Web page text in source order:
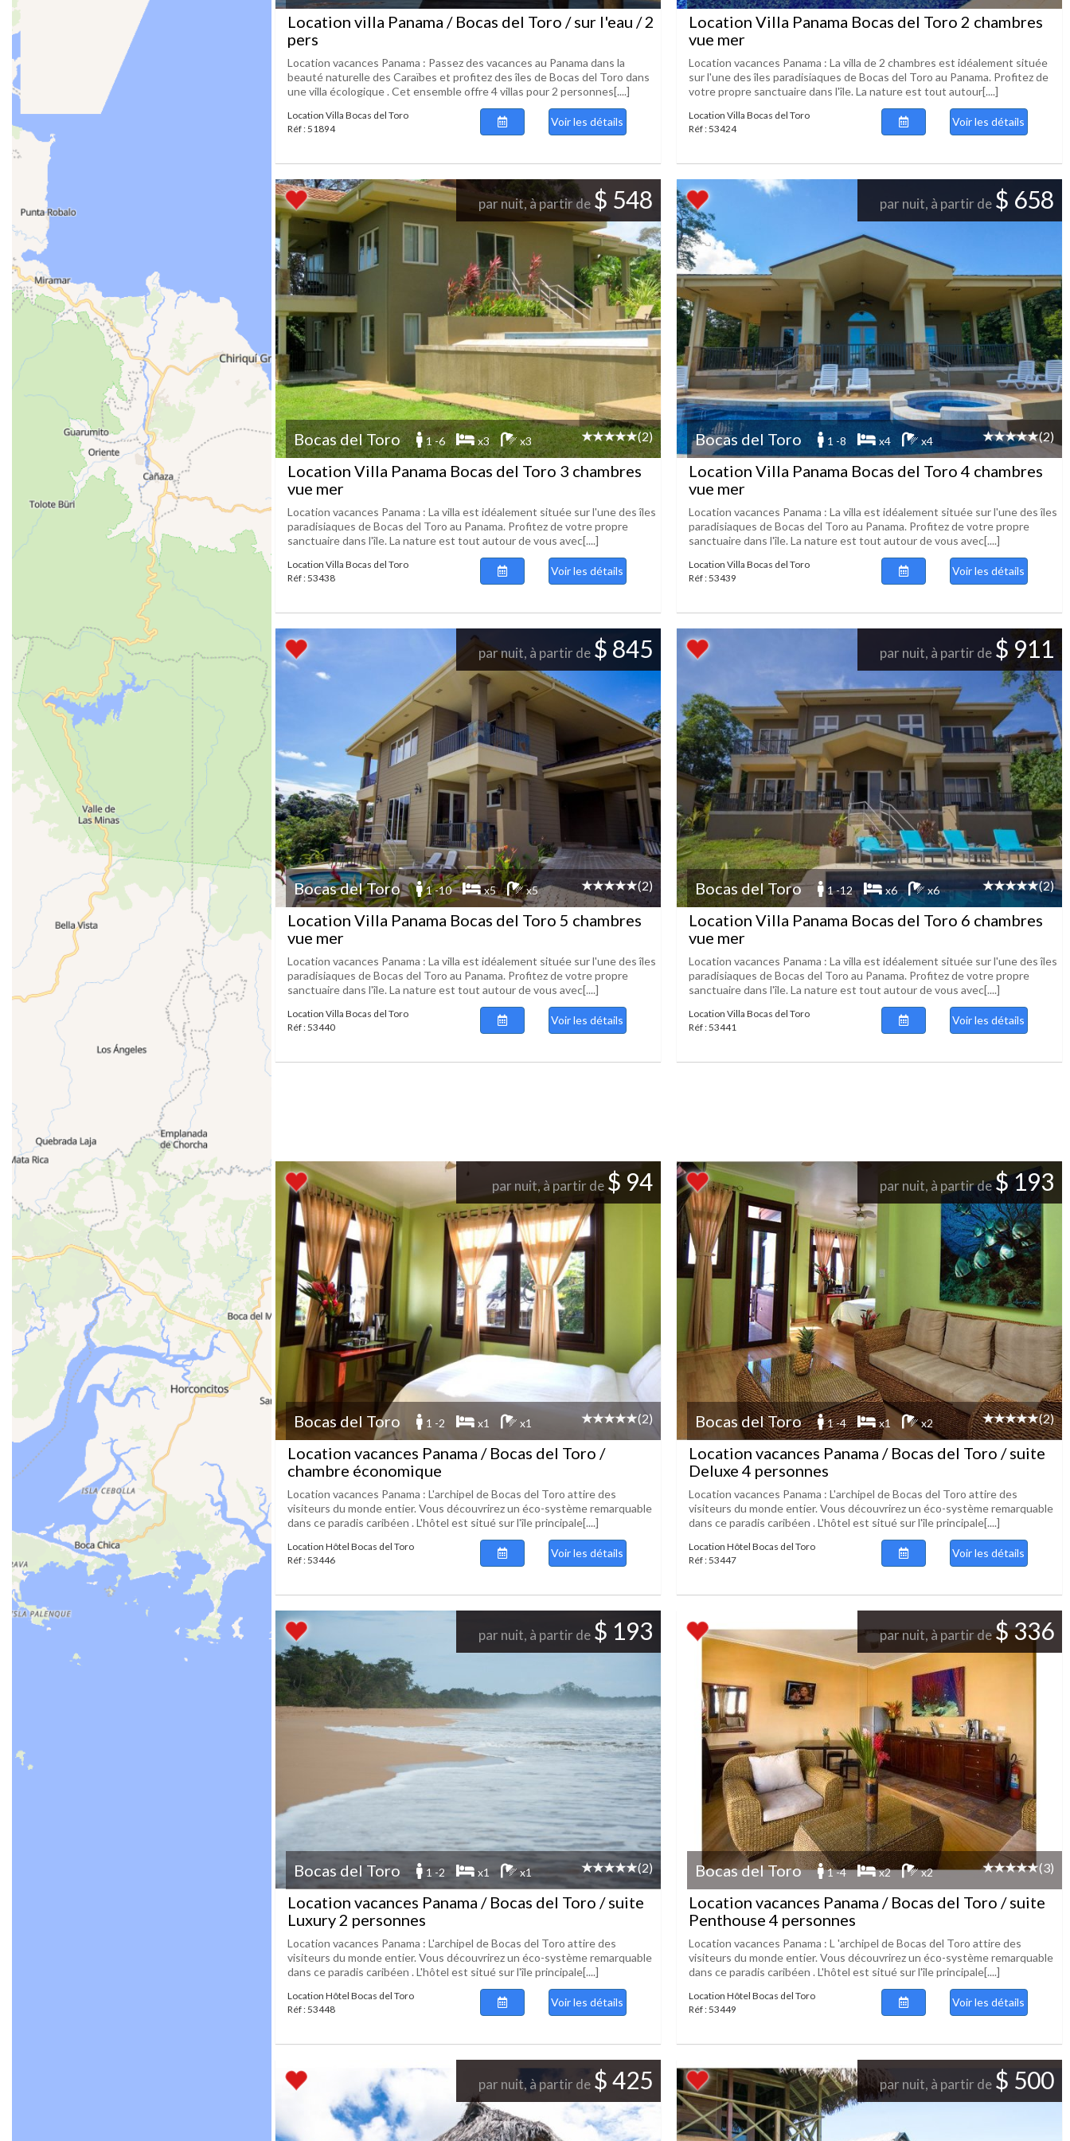
Location villa Panama / Bocas del Toro / sur l'eau / 2
pers
Location vacances Panama : Passez des vacances au Panama dans la
beauté naturelle des Caraïbes et profitez des îles de Bocas del Toro dans
une villa écologique . Cet ensemble offre 4 villas pour 2 personnes[....]
Location Villa Bocas del Toro
Réf : 51894
Voir les détails
Location Villa Panama Bocas del Toro 2 chambres
vue mer
Location vacances Panama : La villa de 2 chambres est idéalement située
sur l'une des îles paradisiaques de Bocas del Toro au Panama. Profitez de
votre propre sanctuaire dans l'île. La nature est tout autour[....]
Location Villa Bocas del Toro
Réf : 53424
Voir les détails
par nuit, à partir de $ 548
Bocas del Toro 1 -6 x3 x3 (2)
Location Villa Panama Bocas del Toro 3 chambres
vue mer
Location vacances Panama : La villa est idéalement située sur l'une des îles
paradisiaques de Bocas del Toro au Panama. Profitez de votre propre
sanctuaire dans l'île. La nature est tout autour de vous avec[....]
Location Villa Bocas del Toro
Réf : 53438
Voir les détails
par nuit, à partir de $ 658
Bocas del Toro 1 -8 x4 x4 (2)
Location Villa Panama Bocas del Toro 4 chambres
vue mer
Location vacances Panama : La villa est idéalement située sur l'une des îles
paradisiaques de Bocas del Toro au Panama. Profitez de votre propre
sanctuaire dans l'île. La nature est tout autour de vous avec[....]
Location Villa Bocas del Toro
Réf : 53439
Voir les détails
par nuit, à partir de $ 845
Bocas del Toro 1 -10 x5 x5 (2)
Location Villa Panama Bocas del Toro 5 chambres
vue mer
Location vacances Panama : La villa est idéalement située sur l'une des îles
paradisiaques de Bocas del Toro au Panama. Profitez de votre propre
sanctuaire dans l'île. La nature est tout autour de vous avec[....]
Location Villa Bocas del Toro
Réf : 53440
Voir les détails
par nuit, à partir de $ 911
Bocas del Toro 1 -12 x6 x6 (2)
Location Villa Panama Bocas del Toro 6 chambres
vue mer
Location vacances Panama : La villa est idéalement située sur l'une des îles
paradisiaques de Bocas del Toro au Panama. Profitez de votre propre
sanctuaire dans l'île. La nature est tout autour de vous avec[....]
Location Villa Bocas del Toro
Réf : 53441
Voir les détails
par nuit, à partir de $ 94
Bocas del Toro 1 -2 x1 x1 (2)
Location vacances Panama / Bocas del Toro /
chambre économique
Location vacances Panama : L'archipel de Bocas del Toro attire des
visiteurs du monde entier. Vous découvrirez un éco-système remarquable
dans ce paradis caribéen . L'hôtel est situé sur l'île principale[....]
Location Hôtel Bocas del Toro
Réf : 53446
Voir les détails
par nuit, à partir de$ 193
Bocas del Toro 1 -4 x1 x2 (2)
Location vacances Panama / Bocas del Toro / suite
Deluxe 4 personnes
Location vacances Panama : L'archipel de Bocas del Toro attire des
visiteurs du monde entier. Vous découvrirez un éco-système remarquable
dans ce paradis caribéen . L'hôtel est situé sur l'île principale[....]
Location Hôtel Bocas del Toro
Réf : 53447
Voir les détails
par nuit, à partir de $ 193
Bocas del Toro 1 -2 x1 x1 (2)
Location vacances Panama / Bocas del Toro / suite
Luxury 2 personnes
Location vacances Panama : L'archipel de Bocas del Toro attire des
visiteurs du monde entier. Vous découvrirez un éco-système remarquable
dans ce paradis caribéen . L'hôtel est situé sur l'île principale[....]
Location Hôtel Bocas del Toro
Réf : 53448
Voir les détails
par nuit, à partir de$ 336
Bocas del Toro 1 -4 x2 x2 (3)
Location vacances Panama / Bocas del Toro / suite
Penthouse 4 personnes
Location vacances Panama : L 'archipel de Bocas del Toro attire des
visiteurs du monde entier. Vous découvrirez un éco-système remarquable
dans ce paradis caribéen . L'hôtel est situé sur l'île principale[....]
Location Hôtel Bocas del Toro
Réf : 53449
Voir les détails
par nuit, à partir de $ 425 par nuit, à partir de $ 500